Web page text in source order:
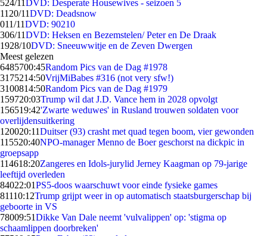
524/11DVD: Desperate Housewives - seizoen 5
11 20/11DVD: Deadsnow
011/11DVD: 90210
306/11DVD: Heksen en Bezemstelen/ Peter en De Draak
1928/10DVD: Sneeuwwitje en de Zeven Dwergen
Meest gelezen
6485700:45Random Pics van de Dag #1978
3175214:50VrijMiBabes #316 (not very sfw!)
3100814:50Random Pics van de Dag #1979
159720:03Trump wil dat J.D. Vance hem in 2028 opvolgt
156519:42'Zwarte weduwes' in Rusland trouwen soldaten voor
overlijdensuitkering
120020:11Duitser (93) crasht met quad tegen boom, vier gewonden
115520:40NPO-manager Menno de Boer geschorst na dickpic in
groepsapp
114618:20Zangeres en Idols-jurylid Jerney Kaagman op 79-jarige
leeftijd overleden
84022:01PS5-doos waarschuwt voor einde fysieke games
81110:12Trump grijpt weer in op automatisch staatsburgerschap bij
geboorte in VS
78009:51Dikke Van Dale neemt 'vulvalippen' op: 'stigma op
schaamlippen doorbreken'